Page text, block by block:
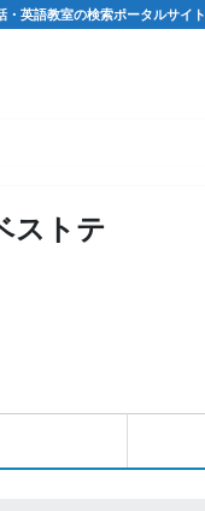
・英語教室の検索ポータルサイト
ストテ